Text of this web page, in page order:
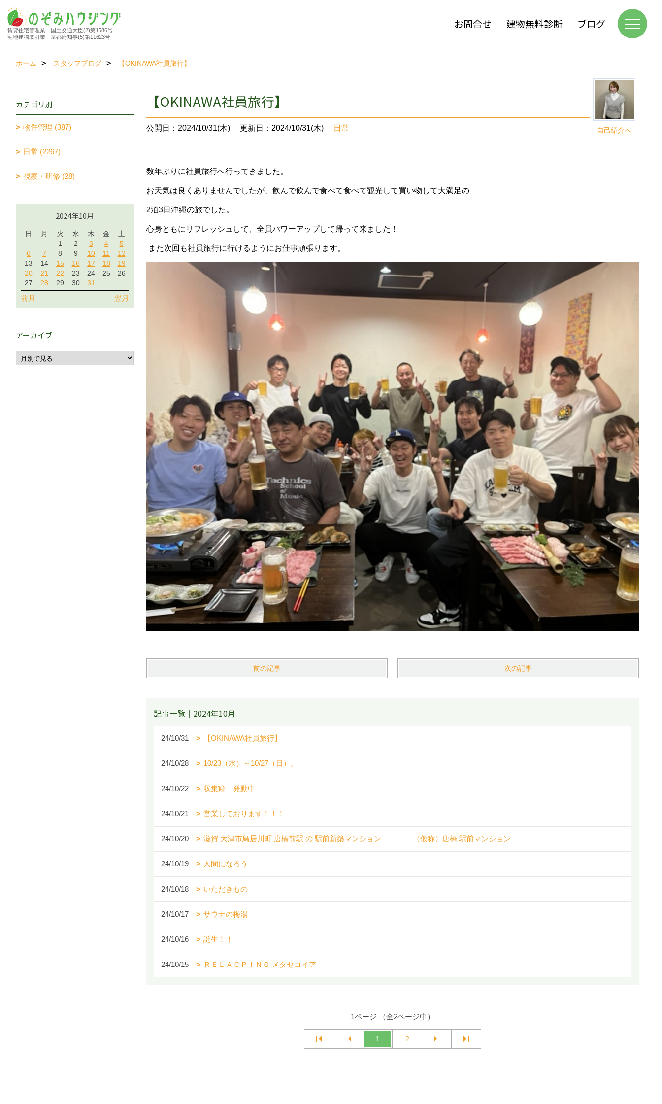
賃貸住宅管理業 国土交通大臣(2)第1586号
宅地建物取引業 京都府知事(5)第11623号
お問合せ 建物無料診断 ブログ
ホーム スタッフブログ 【OKINAWA社員旅行】
自己紹介へ
【OKINAWA社員旅行】
公開日：2024/10/31(木) 更新日：2024/10/31(木) 日常
数年ぶりに社員旅行へ行ってきました。
お天気は良くありませんでしたが、飲んで飲んで食べて食べて観光して買い物して大満足の
2泊3日沖縄の旅でした。
心身ともにリフレッシュして、全員パワーアップして帰って来ました！
また次回も社員旅行に行けるようにお仕事頑張ります。
前の記事 次の記事
記事一覧｜2024年10月
24/10/31 【OKINAWA社員旅行】
24/10/28 10/23（水）～10/27（日）。
24/10/22 収集癖 発動中
24/10/21 営業しております！！！
24/10/20 滋賀 大津市鳥居川町 唐橋前駅 の 駅前新築マンション （仮称）唐橋 駅前マンション
24/10/19 人間になろう
24/10/18 いただきもの
24/10/17 サウナの梅湯
24/10/16 誕生！！
24/10/15 ＲＥＬＡＣＰＩＮＧ メタセコイア
1ページ （全2ページ中）
1 2
カテゴリ別
物件管理 (387)
日常 (2267)
視察・研修 (28)
2024年10月
日 月 火 水 木 金
土
1
2 3 4
5
6
7 8 9 10 11
12
13
14 15 16 17 18
19
20
21 22 23 24 25
26
27
28 29 30 31
前月 翌月
アーカイブ